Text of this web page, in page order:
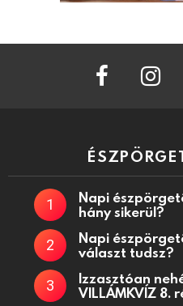
facebook
Napi
hány sikerül?
Napi
választ tudsz?
Izzasztóan
VILLÁMKVÍZ 8.